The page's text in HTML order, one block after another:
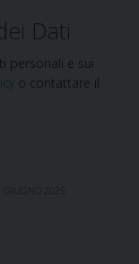
Dati
personali e sui
o contattare il